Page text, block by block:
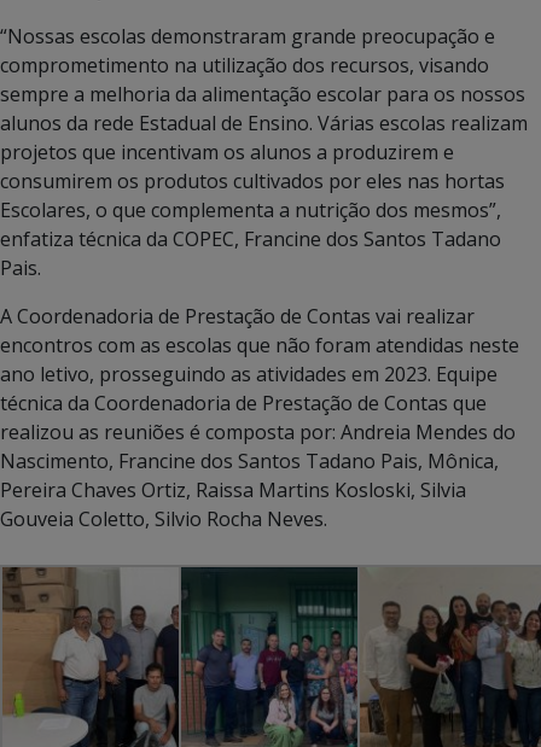
“Nossas escolas demonstraram grande preocupação e
comprometimento na utilização dos recursos, visando
sempre a melhoria da alimentação escolar para os nossos
alunos da rede Estadual de Ensino. Várias escolas realizam
projetos que incentivam os alunos a produzirem e
consumirem os produtos cultivados por eles nas hortas
Escolares, o que complementa a nutrição dos mesmos”,
enfatiza técnica da COPEC, Francine dos Santos Tadano
Pais.
A Coordenadoria de Prestação de Contas vai realizar
encontros com as escolas que não foram atendidas neste
ano letivo, prosseguindo as atividades em 2023. Equipe
técnica da Coordenadoria de Prestação de Contas que
realizou as reuniões é composta por: Andreia Mendes do
Nascimento, Francine dos Santos Tadano Pais, Mônica,
Pereira Chaves Ortiz, Raissa Martins Kosloski, Silvia
Gouveia Coletto, Silvio Rocha Neves.